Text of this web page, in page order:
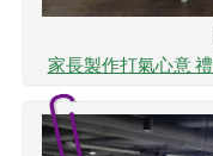
家長製作打氣心意